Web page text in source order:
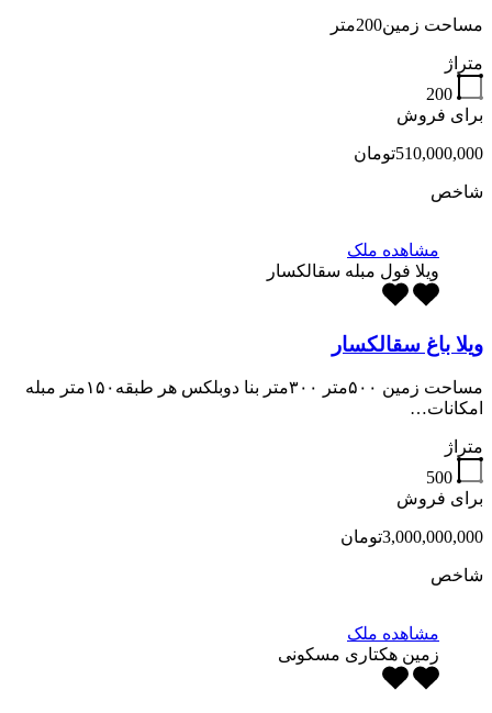
مساحت زمین200متر
متراژ
200
برای فروش
510,000,000تومان
شاخص
مشاهده ملک
ویلا فول مبله سقالکسار
ویلا باغ سقالکسار
مساحت زمین ۵۰۰متر ۳۰۰متر بنا دوبلکس هر طبقه۱۵۰متر مبله
امکانات…
متراژ
500
برای فروش
3,000,000,000تومان
شاخص
مشاهده ملک
زمین هکتاری مسکونی